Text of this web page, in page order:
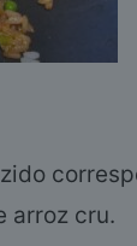
arroz cru.